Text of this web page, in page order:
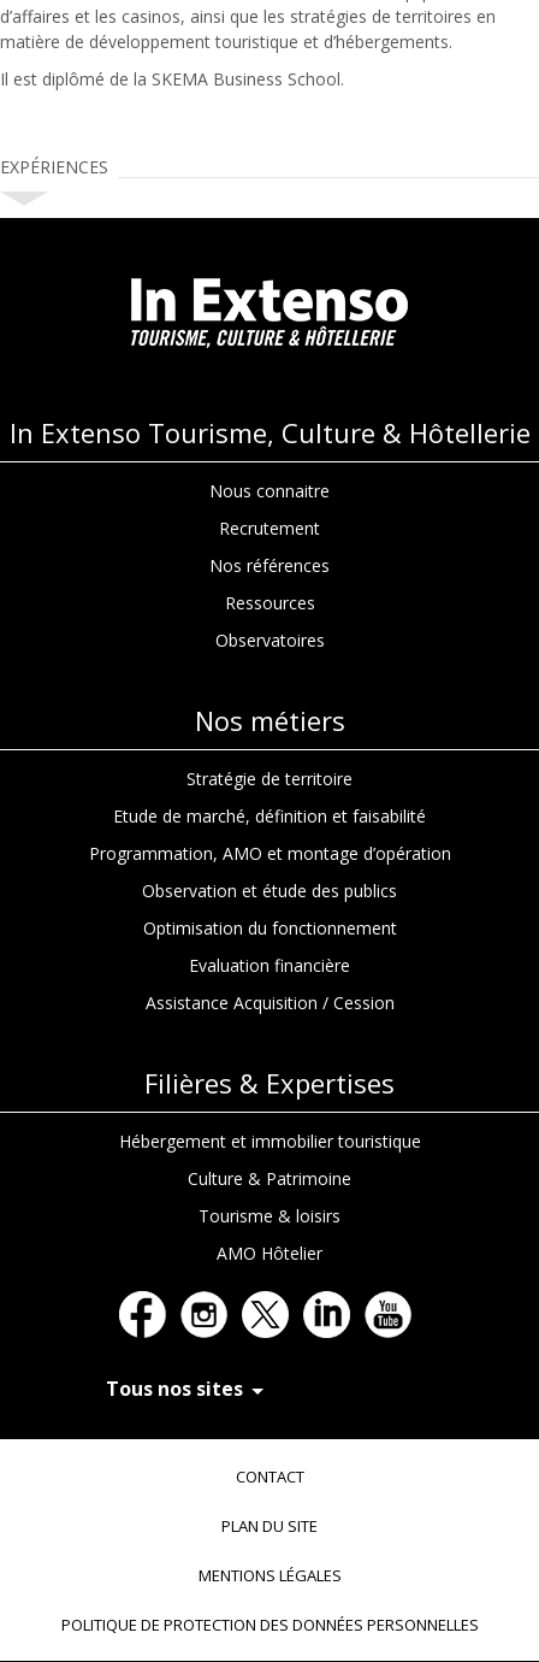
d’affaires et les casinos, ainsi que les stratégies de territoires en
matière de développement touristique et d’hébergements.
Il est diplômé de la SKEMA Business School.
EXPÉRIENCES
In Extenso Tourisme, Culture & Hôtellerie
Nous connaitre
Recrutement
Nos références
Ressources
Observatoires
Nos métiers
Stratégie de territoire
Etude de marché, définition et faisabilité
Programmation, AMO et montage d’opération
Observation et étude des publics
Optimisation du fonctionnement
Evaluation financière
Assistance Acquisition / Cession
Filières & Expertises
Hébergement et immobilier touristique
Culture & Patrimoine
Tourisme & loisirs
AMO Hôtelier
Tous nos sites
In Extenso Tourisme, Culture & Hôtellerie
Transaxio Hôtel, partenaire In Extenso
fulll, logiciel expert-comptable
CONTACT
PLAN DU SITE
MENTIONS LÉGALES
POLITIQUE DE PROTECTION DES DONNÉES PERSONNELLES